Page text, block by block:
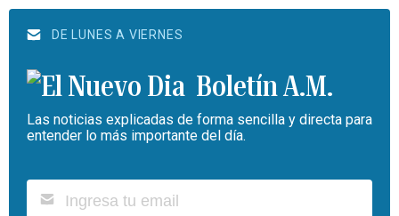
DE LUNES A VIERNES
Boletín A.M.
Las noticias explicadas de forma sencilla y directa para
entender lo más importante del día.